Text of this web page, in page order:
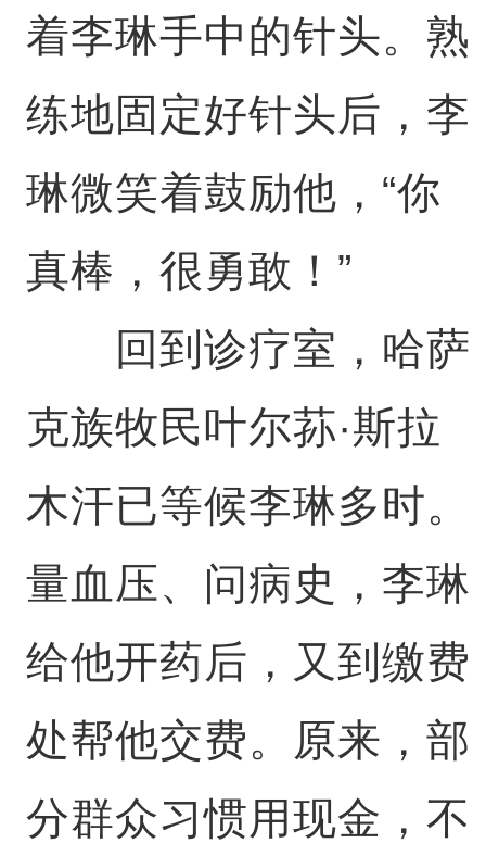
着李琳手中的针头。熟
练地固定好针头后，李
琳微笑着鼓励他，“你
真棒，很勇敢！”
回到诊疗室，哈萨
克族牧民叶尔荪·斯拉
木汗已等候李琳多时。
量血压、问病史，李琳
给他开药后，又到缴费
处帮他交费。原来，部
分群众习惯用现金，不